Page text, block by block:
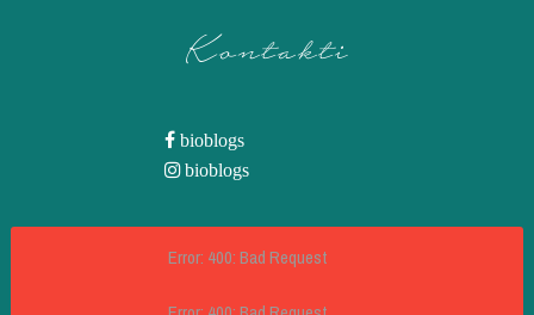
Kontakti
bioblogs
bioblogs
Error: 400: Bad Request